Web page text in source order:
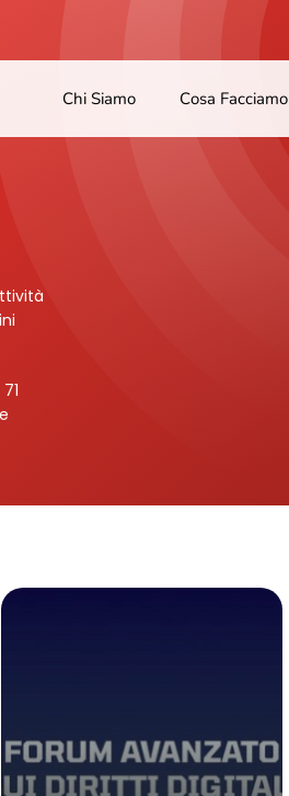
Chi Siamo Cosa Facciamo